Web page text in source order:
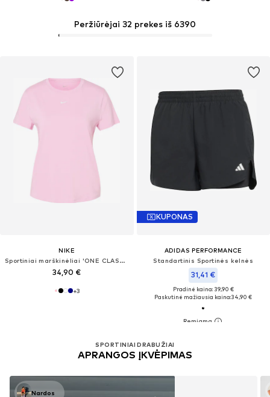
NIKE
Sportiniai marškinėliai 'ONE CLASSIC'
34,90 €
+3
Peržiūrėjai 32 prekes iš 6390
KUPONAS
ADIDAS PERFORMANCE
Standartinis Sportinės kelnės
31,41 €
Pradinė kaina: 39,90 €
Paskutinė mažiausia kaina:34,90 €
SPORTINIAI DRABUŽIAI
APRANGOS ĮKVĖPIMAS
Nardos